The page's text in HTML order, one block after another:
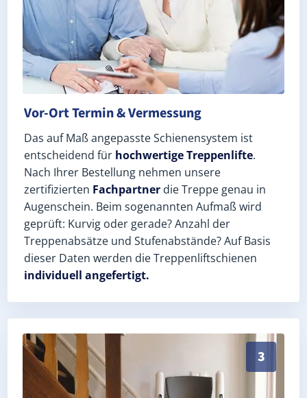
Vor-Ort Termin & Vermessung
Das auf Maß angepasste Schienensystem ist
entscheidend für hochwertige Treppenlifte.
Nach Ihrer Bestellung nehmen unsere
zertifizierten Fachpartner die Treppe genau in
Augenschein. Beim sogenannten Aufmaß wird
geprüft: Kurvig oder gerade? Anzahl der
Treppenabsätze und Stufenabstände? Auf Basis
dieser Daten werden die Treppenliftschienen
individuell angefertigt.
3
Schneller, sauberer Einbau durch zertifizierte